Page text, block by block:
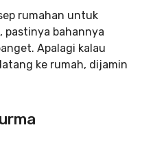
rumahan untuk
pastinya bahannya
Apalagi kalau
ke rumah, dijamin